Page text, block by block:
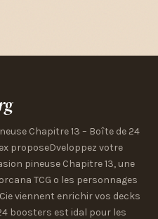
Chapitre 13 – Boîte de 24
proposeDveloppez votre
pineuse Chapitre 13, une
TCG o les personnages
viennent enrichir vos decks
boosters est idal pour les